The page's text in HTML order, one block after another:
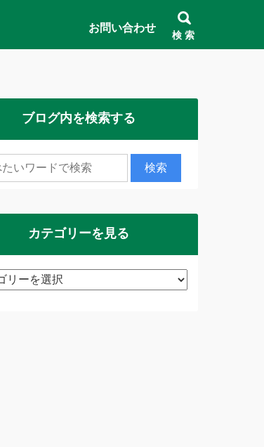
お問い合わせ
検 索
ブログ内を検索する
カテゴリーを見る